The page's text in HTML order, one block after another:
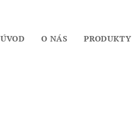
ÚVOD O NÁS PRODUKTY